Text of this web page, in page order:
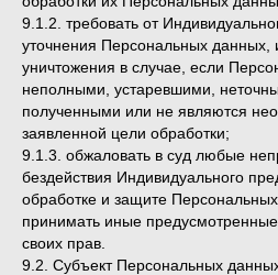
9.1.2. требовать от
уточнения Персональных данных,
уничтожения в случае, если
неполными, устаревшими,
полученными или не являются
заявленной цели обработки;
9.1.3. обжаловать в суд любые
бездействия Индивидуального
обработке и защите
принимать иные
своих прав.
9.2. Субъект Персональных